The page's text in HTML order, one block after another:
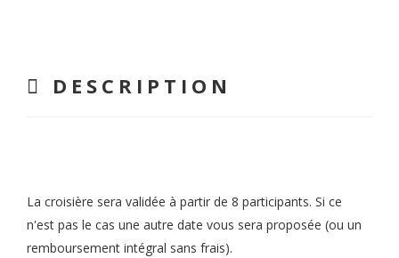
DESCRIPTION
La croisière sera validée à partir de 8 participants. Si ce
n'est pas le cas une autre date vous sera proposée (ou un
remboursement intégral sans frais).